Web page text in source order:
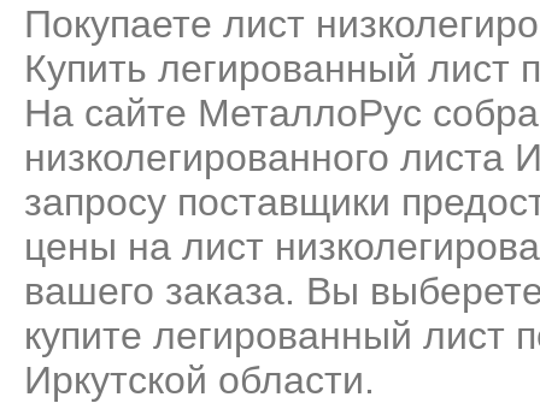
Покупаете лист
Купить легированный лист
На сайте МеталлоРус
низколегированного
запросу поставщики
цены на лист
вашего заказа. Вы
купите легированный лист
Иркутской области.